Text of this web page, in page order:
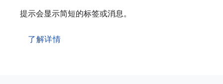
提示会显示简短的标签或消息。
了解详情